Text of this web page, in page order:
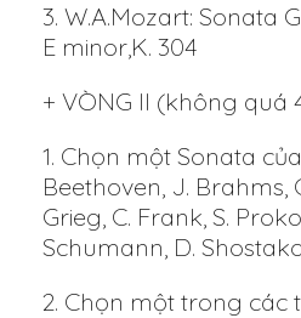
3. W.A.Mozart: Sonata
E minor,K. 304
+ VÒNG II (không quá
1. Chọn một Sonata
Beethoven, J. Brahms,
Grieg, C. Frank, S.
Schumann, D.
2. Chọn một trong các